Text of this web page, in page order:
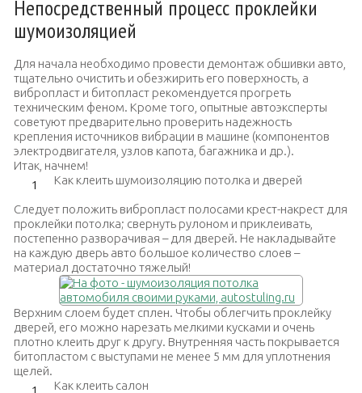
Непосредственный процесс проклейки
шумоизоляцией
Для начала необходимо провести демонтаж обшивки авто,
тщательно очистить и обезжирить его поверхность, а
вибропласт и битопласт рекомендуется прогреть
техническим феном. Кроме того, опытные автоэксперты
советуют предварительно проверить надежность
крепления источников вибрации в машине (компонентов
электродвигателя, узлов капота, багажника и др.).
Итак, начнем!
Как клеить шумоизоляцию потолка и дверей
Следует положить вибропласт полосами крест-накрест для
проклейки потолка; свернуть рулоном и приклеивать,
постепенно разворачивая – для дверей. Не накладывайте
на каждую дверь авто большое количество слоев –
материал достаточно тяжелый!
Верхним слоем будет сплен. Чтобы облегчить проклейку
дверей, его можно нарезать мелкими кусками и очень
плотно клеить друг к другу. Внутренняя часть покрывается
битопластом с выступами не менее 5 мм для уплотнения
щелей.
Как клеить салон